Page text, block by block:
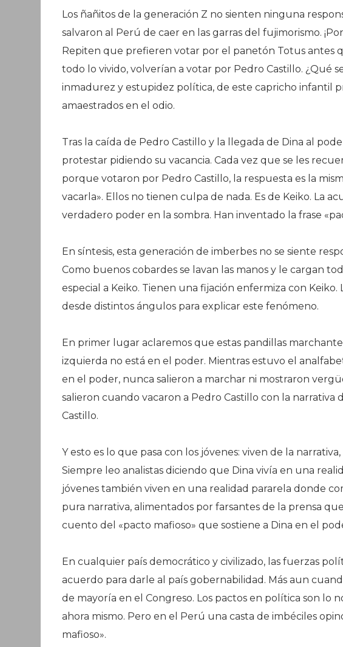
Los ñañitos de la generación Z no sienten ninguna
salvaron al Perú de caer en las garras del fujimorismo.
Repiten que prefieren votar por el panetón Totus antes
todo lo vivido, volverían a votar por Pedro Castillo. ¿Qué
inmadurez y estupidez política, de este capricho infantil
amaestrados en el odio.
Tras la caída de Pedro Castillo y la llegada de Dina al
protestar pidiendo su vacancia. Cada vez que se les
porque votaron por Pedro Castillo, la respuesta es la
vacarla». Ellos no tienen culpa de nada. Es de Keiko. La
verdadero poder en la sombra. Han inventado la frase
En síntesis, esta generación de imberbes no se siente
Como buenos cobardes se lavan las manos y le cargan
especial a Keiko. Tienen una fijación enfermiza con
desde distintos ángulos para explicar este fenómeno.
En primer lugar aclaremos que estas pandillas
izquierda no está en el poder. Mientras estuvo el
en el poder, nunca salieron a marchar ni mostraron
salieron cuando vacaron a Pedro Castillo con la
Castillo.
Y esto es lo que pasa con los jóvenes: viven de la
Siempre leo analistas diciendo que Dina vivía en una
jóvenes también viven en una realidad pararela donde
pura narrativa, alimentados por farsantes de la prensa
cuento del «pacto mafioso» que sostiene a Dina en el
En cualquier país democrático y civilizado, las fuerzas
acuerdo para darle al país gobernabilidad. Más aun
de mayoría en el Congreso. Los pactos en política son lo
ahora mismo. Pero en el Perú una casta de imbéciles
mafioso».